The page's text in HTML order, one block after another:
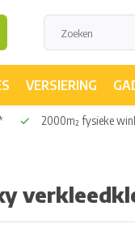
VERSIERING
in huis!*